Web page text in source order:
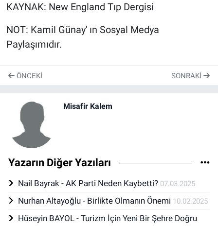
KAYNAK: New England Tıp Dergisi
NOT: Kamil Günay' ın Sosyal Medya
Paylaşımıdır.
ÖNCEKI SONRAKI
Misafir Kalem
Yazarın Diğer Yazıları
Nail Bayrak - AK Parti Neden Kaybetti? 07.03.2025
Nurhan Altayoğlu - Birlikte Olmanın Önemi 10.02.2025
Hüseyin BAYOL - Turizm İçin Yeni Bir Şehre Doğru